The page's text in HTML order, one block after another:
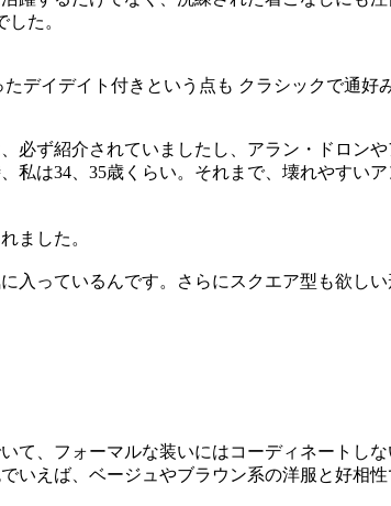
た。
デイデイト付きという点も クラシックで通好
必ず紹介されていましたし、アラン・ドロン
は34、35歳くらい。それまで、壊れやすい
ました。
入っているんです。さらにスクエア型も欲しい
て、フォーマルな装いにはコーディネートし
いえば、ベージュやブラウン系の洋服と好相性